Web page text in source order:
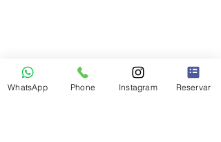
WhatsApp Phone Instagram Reservar